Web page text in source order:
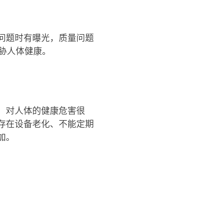
题时有曝光，质量问题
体健康。
对人体的健康危害很
在设备老化、不能定期